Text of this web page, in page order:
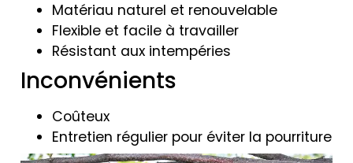
Matériau naturel et renouvelable
Flexible et facile à travailler
Résistant aux intempéries
Inconvénients
Coûteux
Entretien régulier pour éviter la pourriture